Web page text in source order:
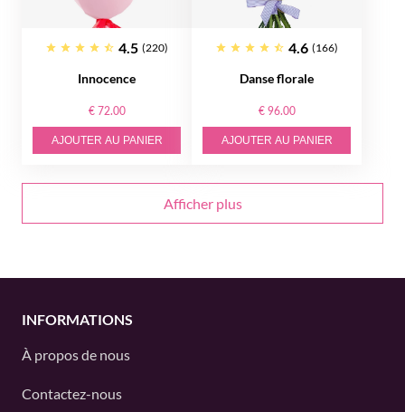
4.5 (220)
Innocence
€ 72.00
AJOUTER AU PANIER
4.6 (166)
Danse florale
€ 96.00
AJOUTER AU PANIER
Afficher plus
INFORMATIONS
À propos de nous
Contactez-nous